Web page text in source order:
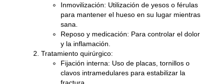
Inmovilización: Utilización de yesos o férulas
para mantener el hueso en su lugar mientras
sana.
Reposo y medicación: Para controlar el dolor
y la inflamación.
Tratamiento quirúrgico:
Fijación interna: Uso de placas, tornillos o
clavos intramedulares para estabilizar la